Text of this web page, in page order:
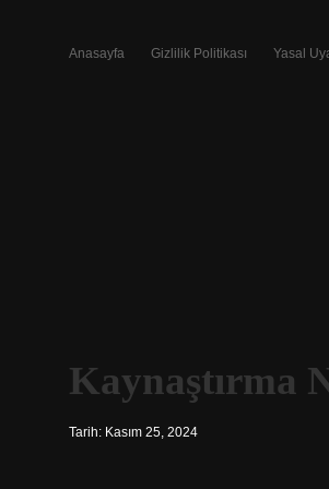
Anasayfa Gizlilik Politikası Yasal
Kaynaştırma
Tarih: Kasım 25, 2024